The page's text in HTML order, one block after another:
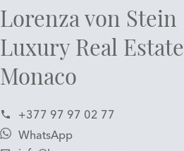
Lorenza von Stein
Luxury Real Estate
Monaco
+377 97 97 02 77
WhatsApp